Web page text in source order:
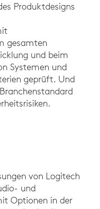
Produktdesigns
gesamten
und beim
Systemen und
geprüft. Und
von Logitech
und
Optionen in der